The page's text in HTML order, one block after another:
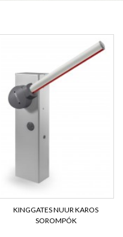
KINGGATES NUUR KAROS
SOROMPÓK